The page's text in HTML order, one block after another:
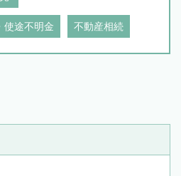
使途不明金 不動産相続